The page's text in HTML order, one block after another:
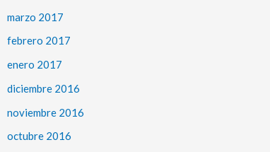
marzo 2017
febrero 2017
enero 2017
diciembre 2016
noviembre 2016
octubre 2016